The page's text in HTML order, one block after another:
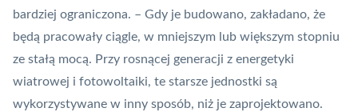
bardziej ograniczona. – Gdy je budowano, zakładano, że
będą pracowały ciągle, w mniejszym lub większym stopniu
ze stałą mocą. Przy rosnącej generacji z energetyki
wiatrowej i fotowoltaiki, te starsze jednostki są
wykorzystywane w inny sposób, niż je zaprojektowano.